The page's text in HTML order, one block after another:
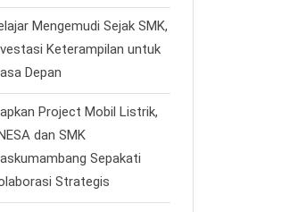
Mengemudi Sejak SMK,
Keterampilan untuk
Depan
Project Mobil Listrik,
dan SMK
Sepakati
Strategis